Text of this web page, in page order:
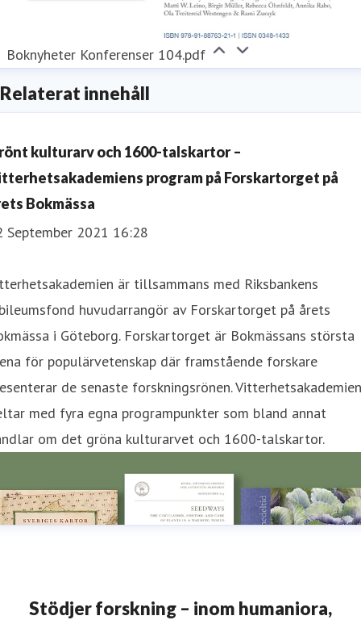
Boknyheter Konferenser 104.pdf
Relaterat innehåll
kulturarv och 1600-talskartor –
program på Forskartorget på
Bokmässa
September 2021 16:28
är tillsammans med Riksbankens
huvudarrangör av Forskartorget på årets
i Göteborg. Forskartorget är Bokmässans största
för populärvetenskap där framstående forskare
de senaste forskningsrönen. Vitterhetsakademien
med fyra egna programpunkter som bland annat
om det gröna kulturarvet och 1600-talskartor.
Stödjer forskning – inom humaniora,